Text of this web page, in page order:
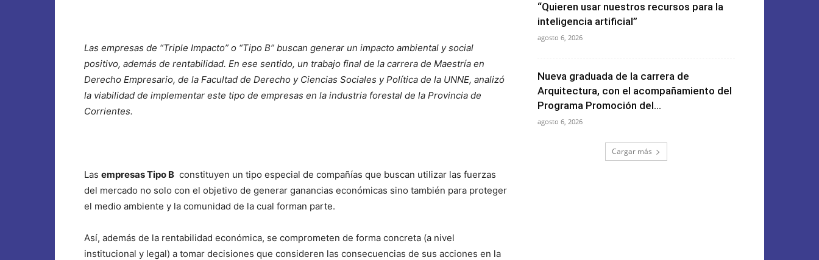
Las empresas de “Triple Impacto” o “Tipo B” buscan generar un impacto ambiental y social
positivo, además de rentabilidad. En ese sentido, un trabajo final de la carrera de Maestría en
Derecho Empresario, de la Facultad de Derecho y Ciencias Sociales y Política de la UNNE, analizó
la viabilidad de implementar este tipo de empresas en la industria forestal de la Provincia de
Corrientes.
Las empresas Tipo B constituyen un tipo especial de compañías que buscan utilizar las fuerzas
del mercado no solo con el objetivo de generar ganancias económicas sino también para proteger
el medio ambiente y la comunidad de la cual forman parte.
Así, además de la rentabilidad económica, se comprometen de forma concreta (a nivel
institucional y legal) a tomar decisiones que consideren las consecuencias de sus acciones en la
“Quieren usar nuestros recursos para la
inteligencia artificial”
agosto 6, 2026
Nueva graduada de la carrera de
Arquitectura, con el acompañamiento del
Programa Promoción del...
agosto 6, 2026
Cargar más